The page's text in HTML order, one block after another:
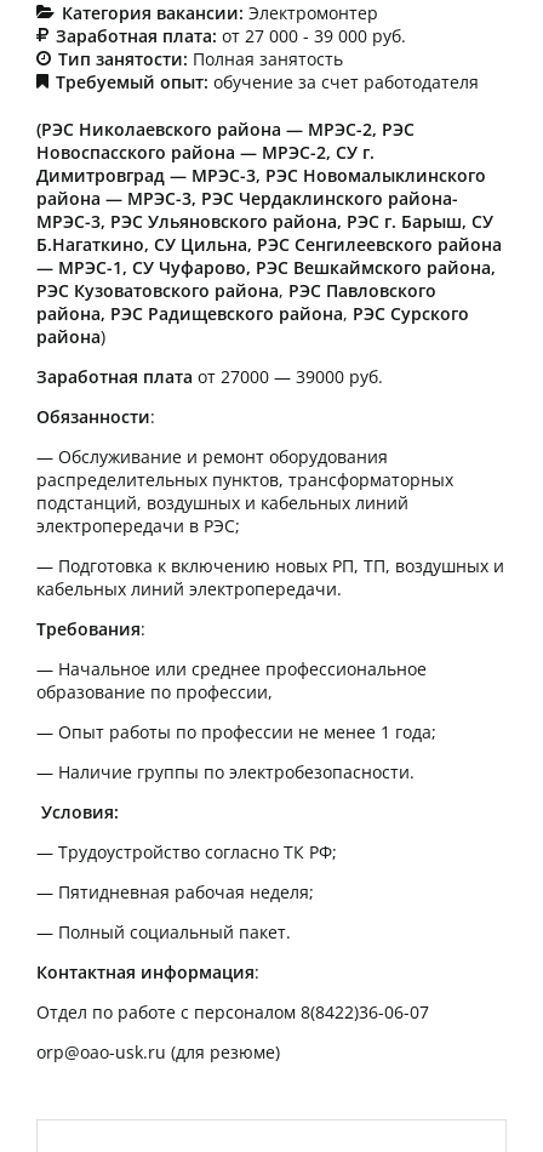
Категория вакансии: Электромонтер
Заработная плата: от 27 000 - 39 000 руб.
Тип занятости: Полная занятость
Требуемый опыт: обучение за счет работодателя
(РЭС Николаевского района — МРЭС-2, РЭС
Новоспасского района — МРЭС-2, СУ г.
Димитровград — МРЭС-3, РЭС Новомалыклинского
района — МРЭС-3, РЭС Чердаклинского района-
МРЭС-3, РЭС Ульяновского района, РЭС г. Барыш, СУ
Б.Нагаткино, СУ Цильна, РЭС Сенгилеевского района
— МРЭС-1, СУ Чуфарово, РЭС Вешкаймского района,
РЭС Кузоватовского района, РЭС Павловского
района, РЭС Радищевского района, РЭС Сурского
района)
Заработная плата от 27000 — 39000 руб.
Обязанности:
— Обслуживание и ремонт оборудования
распределительных пунктов, трансформаторных
подстанций, воздушных и кабельных линий
электропередачи в РЭС;
— Подготовка к включению новых РП, ТП, воздушных и
кабельных линий электропередачи.
Требования:
— Начальное или среднее профессиональное
образование по профессии,
— Опыт работы по профессии не менее 1 года;
— Наличие группы по электробезопасности.
Условия:
— Трудоустройство согласно ТК РФ;
— Пятидневная рабочая неделя;
— Полный социальный пакет.
Контактная информация:
Отдел по работе с персоналом 8(8422)36-06-07
orp@oao-usk.ru (для резюме)